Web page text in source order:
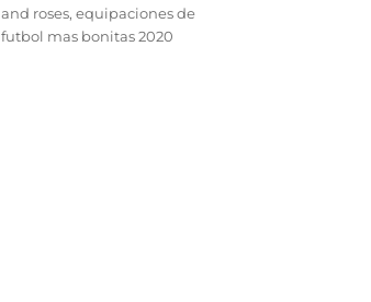
and roses, equipaciones de
futbol mas bonitas 2020